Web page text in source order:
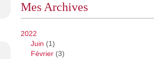
Mes Archives
2022
Juin (1)
Février (3)